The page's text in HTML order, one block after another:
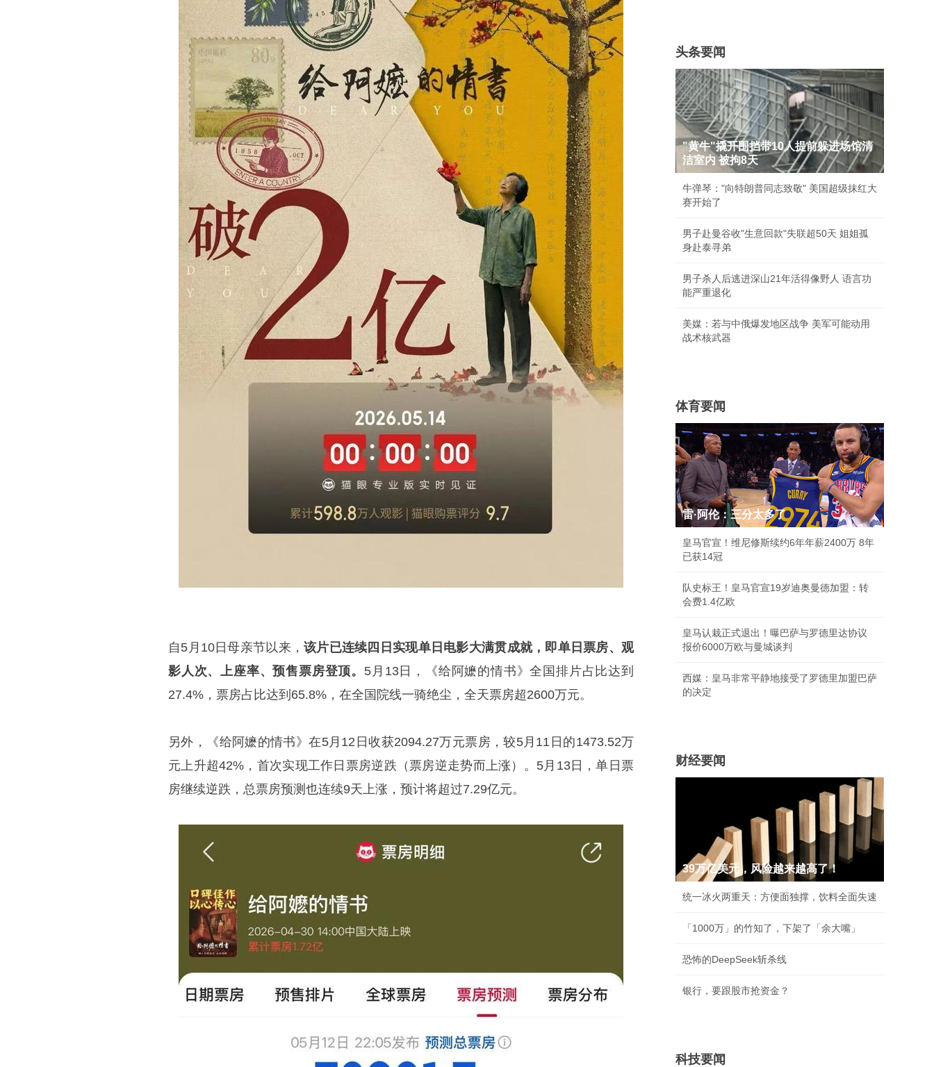
自5月10日母亲节以来，该片已连续四日实现单日电影大满贯成就，即单日票房、观
影人次、上座率、预售票房登顶。 5月13日，《给阿嬷的情书》全国排片占比达到
27.4%，票房占比达到65.8%，在全国院线一骑绝尘，全天票房超2600万元。
另外，《给阿嬷的情书》在5月12日收获2094.27万元票房，较5月11日的1473.52万
元上升超42%，首次实现工作日票房逆跌（票房逆走势而上涨）。5月13日，单日票
房继续逆跌，总票房预测也连续9天上涨，预计将超过7.29亿元。
头条要闻
"黄牛"撬开围挡带10人提前躲进场馆清
洁室内 被拘8天
牛弹琴："向特朗普同志致敬" 美国超级抹红大
赛开始了
男子赴曼谷收"生意回款"失联超50天 姐姐孤
身赴泰寻弟
男子杀人后逃进深山21年活得像野人 语言功
能严重退化
美媒：若与中俄爆发地区战争 美军可能动用
战术核武器
体育要闻
雷·阿伦：三分太多了
皇马官宣！维尼修斯续约6年年薪2400万 8年
已获14冠
队史标王！皇马官宣19岁迪奥曼德加盟：转
会费1.4亿欧
皇马认栽正式退出！曝巴萨与罗德里达协议
报价6000万欧与曼城谈判
西媒：皇马非常平静地接受了罗德里加盟巴萨
的决定
财经要闻
39万亿美元，风险越来越高了！
统一冰火两重天：方便面独撑，饮料全面失速
「1000万」的竹知了，下架了「余大嘴」
恐怖的DeepSeek斩杀线
银行，要跟股市抢资金？
科技要闻